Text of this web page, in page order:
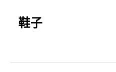
鞋子